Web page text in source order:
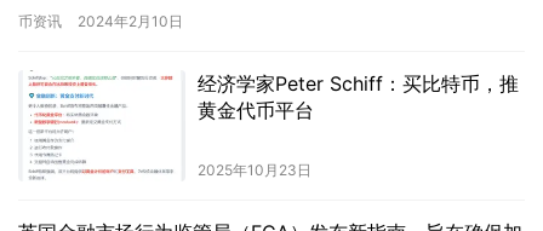
“这笔资金是基金会去中…
币资讯 2024年2月10日
经济学家Peter Schiff：买比特币，推
黄金代币平台
2025年10月23日